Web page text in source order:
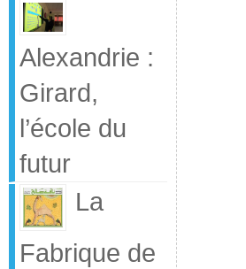
Alexandrie :
Girard,
l’école du
futur
La
Fabrique de